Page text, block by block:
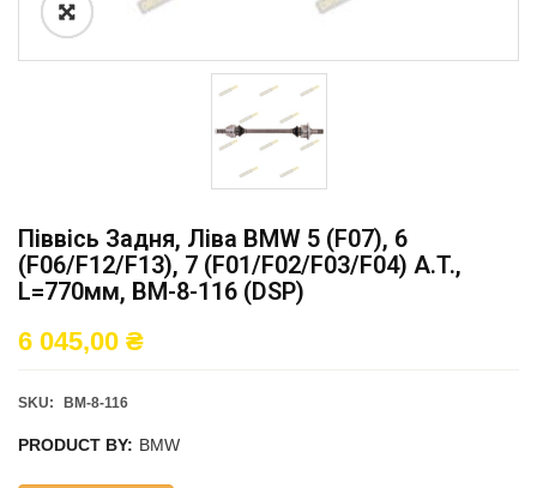
Піввісь Задня, Ліва BMW 5 (F07), 6
(F06/F12/F13), 7 (F01/F02/F03/F04) A.T.,
L=770мм, BM-8-116 (DSP)
6 045,00 ₴
SKU: BM-8-116
PRODUCT BY: BMW